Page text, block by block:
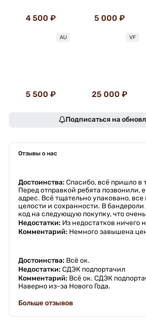
4 500 ₽ 5 000 ₽
AU
5 500 ₽
VF
25 000 ₽
Подписаться на
Отзывы о нас
Достоинства: Спасибо, всё пришло в
Перед отправкой ребята позвонили,
адрес. Всё тщательно упаковано,
целости и сохранности. В
код на следующую покупку, что
Недостатки: Из недостатков ничего
Комментарий: Немного завышена
Достоинства: Всё ок.
Недостатки: СДЭК подпортачил
Комментарий: Всё ок. СДЭК
Наверно из-за Нового Года.
Больше отзывов